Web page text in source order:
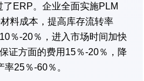
ERP。企业全面实施PLM
料成本，提高库存流转率
％-20％，进入市场时间加快
证方面的费用15％-20％，降
25％-60％。